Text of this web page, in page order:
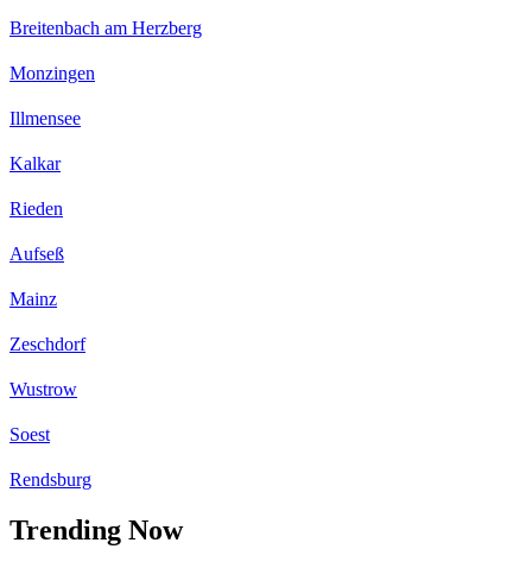
Breitenbach am Herzberg
Monzingen
Illmensee
Kalkar
Rieden
Aufseß
Mainz
Zeschdorf
Wustrow
Soest
Rendsburg
Trending Now